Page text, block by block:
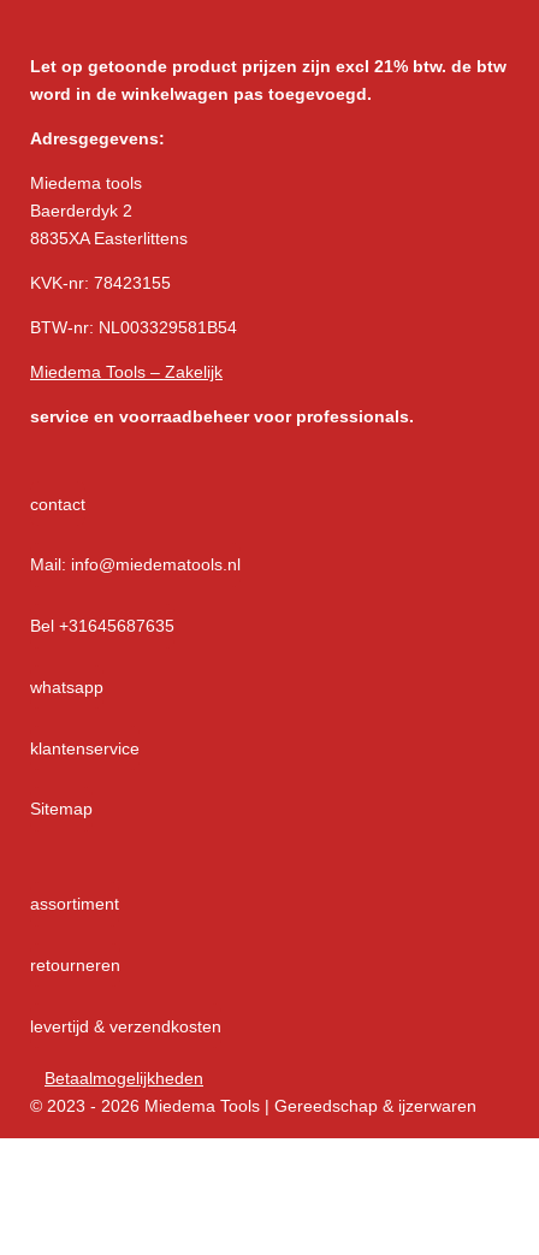
Let op getoonde product prijzen zijn excl 21% btw. de btw
word in de winkelwagen pas toegevoegd.
Adresgegevens:
Miedema tools
Baerderdyk 2
8835XA Easterlittens
KVK-nr: 78423155
BTW-nr: NL003329581B54
Miedema Tools – Zakelijk
service en voorraadbeheer voor professionals.
contact
Mail: info@miedematools.nl
Bel +31645687635
whatsapp
klantenservice
Sitemap
assortiment
retourneren
levertijd & verzendkosten
Betaalmogelijkheden
© 2023 - 2026 Miedema Tools | Gereedschap & ijzerwaren